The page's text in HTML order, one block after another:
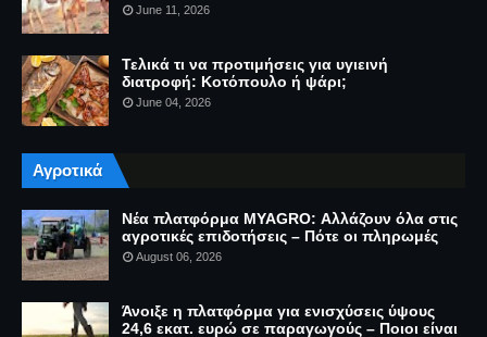
June 11, 2026
Τελικά τι να προτιμήσεις για υγιεινή
διατροφή: Κοτόπουλο ή ψάρι;
June 04, 2026
Αγροτικά
Νέα πλατφόρμα MYAGRO: Αλλάζουν όλα στις
αγροτικές επιδοτήσεις – Πότε οι πληρωμές
August 06, 2026
Άνοιξε η πλατφόρμα για ενισχύσεις ύψους
24,6 εκατ. ευρώ σε παραγωγούς – Ποιοι είναι